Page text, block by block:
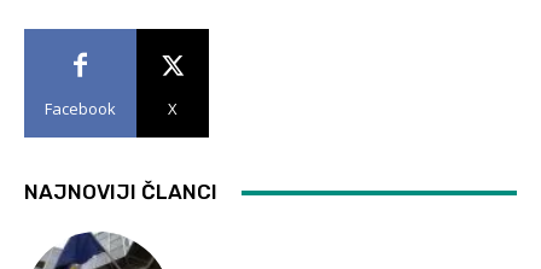
Facebook X
NAJNOVIJI ČLANCI